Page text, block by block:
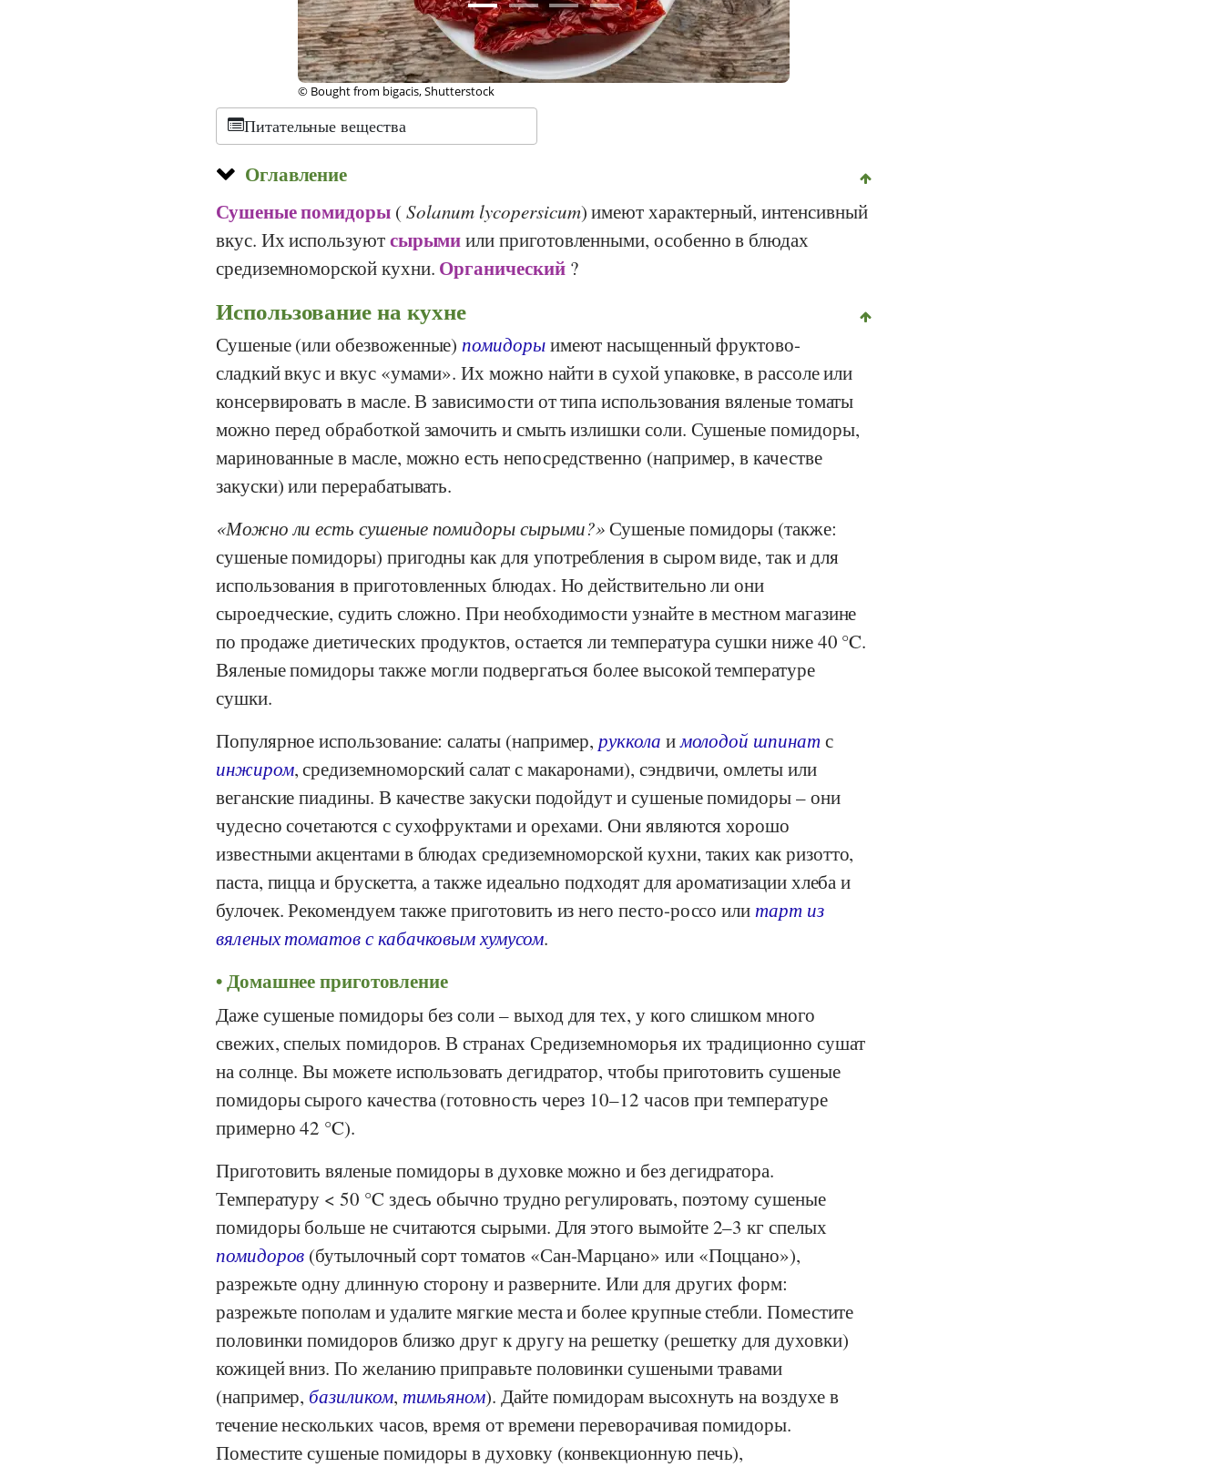
© Bought from twomeerkats, fotolia
Питательные вещества
Оглавление
Сушеные помидоры (Solanum lycopersicum) имеют характерный, интенсивный
вкус. Их используютсырымиили приготовленными, особенно в блюдах
средиземноморской кухни. Органический?
Использование на кухне
Сушеные (или обезвоженные)помидорыимеют насыщенный фруктово-
сладкий вкус и вкус «умами». Их можно найти в сухой упаковке, в рассоле или
консервировать в масле. В зависимости от типа использования вяленые томаты
можно перед обработкой замочить и смыть излишки соли. Сушеные помидоры,
маринованные в масле, можно есть непосредственно (например, в качестве
закуски) или перерабатывать.
Можно ли есть сушеные помидоры сырыми? Сушеные помидоры (также:
сушеные помидоры) пригодны как для употребления в сыром виде, так и для
использования в приготовленных блюдах. Но действительно ли они
сыроедческие, судить сложно. При необходимости узнайте в местном магазине
по продаже диетических продуктов, остается ли температура сушки ниже 40 °C.
Вяленые помидоры также могли подвергаться более высокой температуре
сушки.
Популярное использование: салаты (например,руккола имолодой шпинатс
инжиром, средиземноморский салат с макаронами), сэндвичи, омлеты или
веганские пиадины. В качестве закуски подойдут и сушеные помидоры – они
чудесно сочетаются с сухофруктами и орехами. Они являются хорошо
известными акцентами в блюдах средиземноморской кухни, таких как ризотто,
паста, пицца и брускетта, а также идеально подходят для ароматизации хлеба и
булочек. Рекомендуем также приготовить из него песто-россо илитарт из
вяленых томатов с кабачковым хумусом.
Домашнее приготовление
Даже сушеные помидоры без соли – выход для тех, у кого слишком много
свежих, спелых помидоров. В странах Средиземноморья их традиционно сушат
на солнце. Вы можете использовать дегидратор, чтобы приготовить сушеные
помидоры сырого качества (готовность через 10–12 часов при температуре
примерно 42 °C).
Приготовить вяленые помидоры в духовке можно и без дегидратора.
Температуру < 50 °C здесь обычно трудно регулировать, поэтому сушеные
помидоры больше не считаются сырыми. Для этого вымойте 2–3 кг спелых
помидоров (бутылочный сорт томатов «Сан-Марцано» или «Поццано»),
разрежьте одну длинную сторону и разверните. Или для других форм:
разрежьте пополам и удалите мягкие места и более крупные стебли. Поместите
половинки помидоров близко друг к другу на решетку (решетку для духовки)
кожицей вниз. По желанию приправьте половинки сушеными травами
(например, базиликом, тимьяном). Дайте помидорам высохнуть на воздухе в
течение нескольких часов, время от времени переворачивая помидоры.
Поместите сушеные помидоры в духовку (конвекционную печь),